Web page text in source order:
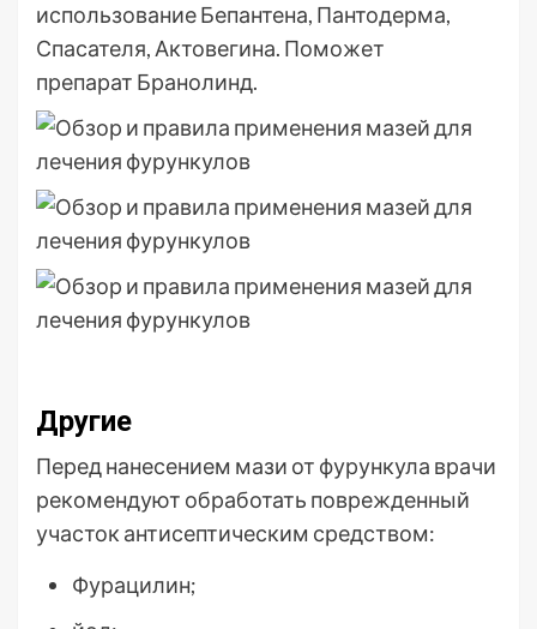
использование Бепантена, Пантодерма,
Спасателя, Актовегина. Поможет
препарат Бранолинд.
Другие
Перед нанесением мази от фурункула врачи
рекомендуют обработать поврежденный
участок антисептическим средством:
Фурацилин;